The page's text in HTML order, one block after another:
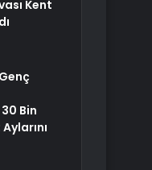
Kent
Bin